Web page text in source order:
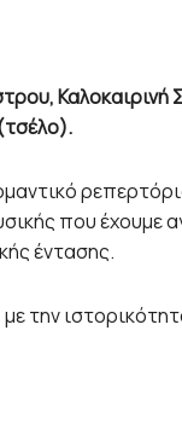
που έχουμε
έντασης.
την